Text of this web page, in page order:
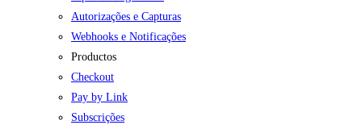
Autorizações e Capturas
Webhooks e Notificações
Productos
Checkout
Pay by Link
Subscrições